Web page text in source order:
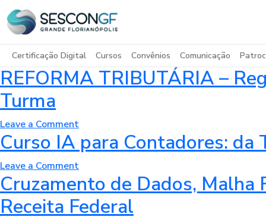
Certificação Digital Cursos Convênios Comunicação
REFORMA TRIBUTÁRIA –
Turma
Leave a Commenton
REFORMA
TRIBUTÁRIA
–
Regras
da
Regulamentação
Curso IA para Contadores: da
Leave a Commenton
Curso
IA
para
Cruzamento de Dados, Malha
Receita Federal